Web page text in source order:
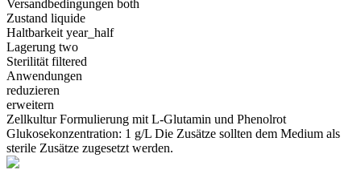
Versandbedingungen both
Zustand liquide
Haltbarkeit year_half
Lagerung two
Sterilität filtered
Anwendungen
reduzieren
erweitern
Zellkultur Formulierung mit L-Glutamin und Phenolrot
Glukosekonzentration: 1 g/L Die Zusätze sollten dem Medium als
sterile Zusätze zugesetzt werden.